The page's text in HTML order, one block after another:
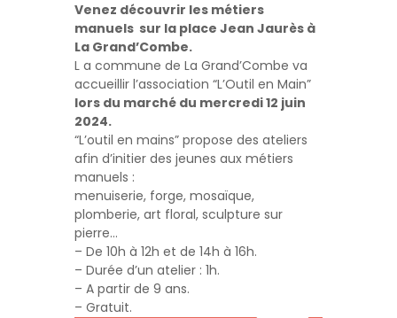
Venez découvrir les métiers
manuels sur la place Jean Jaurès à
La Grand’Combe.
L a commune de La Grand’Combe va
accueillir l’association “L’Outil en Main”
lors du marché du mercredi 12 juin
2024.
“L’outil en mains” propose des ateliers
afin d’initier des jeunes aux métiers
manuels :
menuiserie, forge, mosaïque,
plomberie, art floral, sculpture sur
pierre…
– De 10h à 12h et de 14h à 16h.
– Durée d’un atelier : 1h.
– A partir de 9 ans.
– Gratuit.